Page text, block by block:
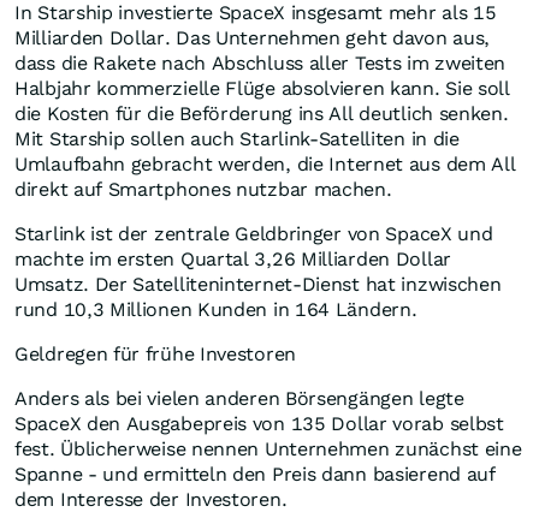
In Starship investierte SpaceX insgesamt mehr als 15
Milliarden Dollar. Das Unternehmen geht davon aus,
dass die Rakete nach Abschluss aller Tests im zweiten
Halbjahr kommerzielle Flüge absolvieren kann. Sie soll
die Kosten für die Beförderung ins All deutlich senken.
Mit Starship sollen auch Starlink-Satelliten in die
Umlaufbahn gebracht werden, die Internet aus dem All
direkt auf Smartphones nutzbar machen.
Starlink ist der zentrale Geldbringer von SpaceX und
machte im ersten Quartal 3,26 Milliarden Dollar
Umsatz. Der Satelliteninternet-Dienst hat inzwischen
rund 10,3 Millionen Kunden in 164 Ländern.
Geldregen für frühe Investoren
Anders als bei vielen anderen Börsengängen legte
SpaceX den Ausgabepreis von 135 Dollar vorab selbst
fest. Üblicherweise nennen Unternehmen zunächst eine
Spanne - und ermitteln den Preis dann basierend auf
dem Interesse der Investoren.